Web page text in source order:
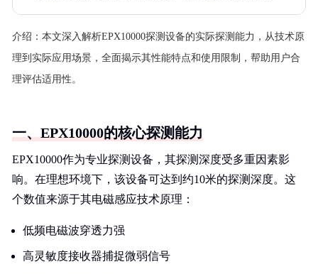
介绍： 本文深入解析EPX10000探测设备的实际探测能力，从技术原
理到实际应用场景，全面揭示其性能特点和使用限制，帮助用户合
理评估适用性。
一、EPX10000的核心探测能力
EPX10000作为专业探测设备，其探测深度受多重因素影
响。在理想环境下，该设备可达到约10米的探测深度。这
个数值来源于其电磁感应技术原理：
低频电磁波穿透力强
高灵敏度接收器捕捉微弱信号